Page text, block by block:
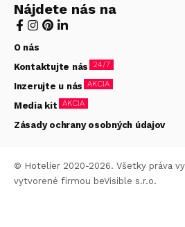
Nájdete nás na
O nás
Kontaktujte nás 24/7
Inzerujte u nás AKCIA
Media kit AKCIA
Zásady ochrany osobných údajov
© Hotelier 2020-2026. Všetky práva
vytvorené firmou beVisible s.r.o.